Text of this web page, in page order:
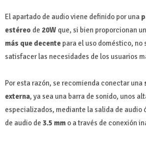
El apartado de audio viene definido por una
estéreo de 20W que, si bien proporcionan
más que decente para el uso doméstico, no
satisfacer las necesidades de los usuarios
Por esta razón, se recomienda conectar una
externa, ya sea una barra de sonido, unos
especializados, mediante la salida de
de audio de 3.5 mm o a través de conexión